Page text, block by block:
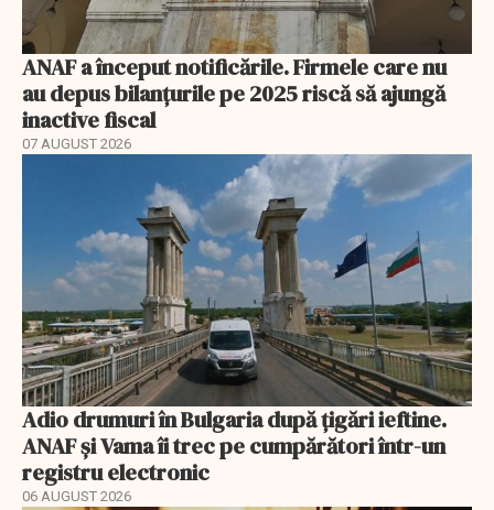
ANAF a început notificările. Firmele care nu
au depus bilanțurile pe 2025 riscă să ajungă
inactive fiscal
07 AUGUST 2026
Adio drumuri în Bulgaria după țigări ieftine.
ANAF și Vama îi trec pe cumpărători într-un
registru electronic
06 AUGUST 2026